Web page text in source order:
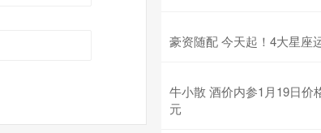
豪资随配 今天起！4大星座
牛小散 酒价内参1月19日价
元